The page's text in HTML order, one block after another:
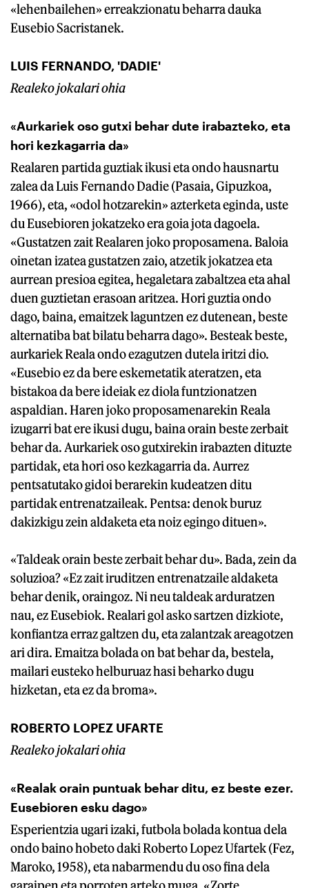
«lehenbailehen» erreakzionatu beharra dauka
Eusebio Sacristanek.
LUIS FERNANDO, 'DADIE'
Realeko jokalari ohia
«Aurkariek oso gutxi behar dute irabazteko, eta
hori kezkagarria da»
Realaren partida guztiak ikusi eta ondo hausnartu
zalea da Luis Fernando Dadie (Pasaia, Gipuzkoa,
1966), eta, «odol hotzarekin» azterketa eginda, uste
du Eusebioren jokatzeko era goia jota dagoela.
«Gustatzen zait Realaren joko proposamena. Baloia
oinetan izatea gustatzen zaio, atzetik jokatzea eta
aurrean presioa egitea, hegaletara zabaltzea eta ahal
duen guztietan erasoan aritzea. Hori guztia ondo
dago, baina, emaitzek laguntzen ez dutenean, beste
alternatiba bat bilatu beharra dago». Besteak beste,
aurkariek Reala ondo ezagutzen dutela iritzi dio.
«Eusebio ez da bere eskemetatik ateratzen, eta
bistakoa da bere ideiak ez diola funtzionatzen
aspaldian. Haren joko proposamenarekin Reala
izugarri bat ere ikusi dugu, baina orain beste zerbait
behar da. Aurkariek oso gutxirekin irabazten dituzte
partidak, eta hori oso kezkagarria da. Aurrez
pentsatutako gidoi berarekin kudeatzen ditu
partidak entrenatzaileak. Pentsa: denok buruz
dakizkigu zein aldaketa eta noiz egingo dituen».
«Taldeak orain beste zerbait behar du». Bada, zein da
soluzioa? «Ez zait iruditzen entrenatzaile aldaketa
behar denik, oraingoz. Ni neu taldeak arduratzen
nau, ez Eusebiok. Realari gol asko sartzen dizkiote,
konfiantza erraz galtzen du, eta zalantzak areagotzen
ari dira. Emaitza bolada on bat behar da, bestela,
mailari eusteko helburuaz hasi beharko dugu
hizketan, eta ez da broma».
ROBERTO LOPEZ UFARTE
Realeko jokalari ohia
«Realak orain puntuak behar ditu, ez beste ezer.
Eusebioren esku dago»
Esperientzia ugari izaki, futbola bolada kontua dela
ondo baino hobeto daki Roberto Lopez Ufartek (Fez,
Maroko, 1958), eta nabarmendu du oso fina dela
garaipen eta porroten arteko muga. «Zorte